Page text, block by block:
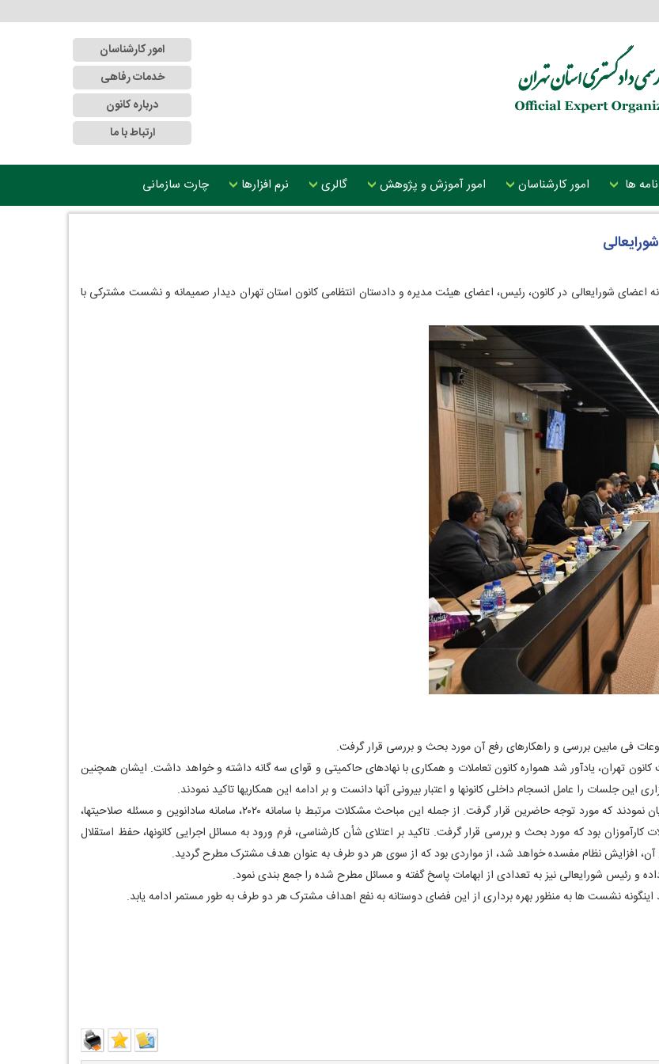
امور کارشناسان
خدمات رفاهی
درباره کانون
ارتباط با ما
ها امور کارشناسان امور آموزش و پژوهش گالری نرم افزارها چارت سازمانی
پس از برگزاری نشست ماهیانه اعضای شورایعالی در کانون، رئیس، اعضای هیئت مدیره و دادستان انتظامی کانون استان تهران دیدار صمیمانه و نشست مشترکی با
فی مابین بررسی و راهکارهای رفع آن مورد بحث و بررسی قرار گرفت.
تهران، یادآور شد همواره کانون تعاملات و همکاری با نهادهای حاکمیتی و قوای سه گانه داشته و خواهد داشت. ایشان همچنین
این جلسات را عامل انسجام داخلی کانونها و اعتبار بیرونی آنها دانست و بر ادامه این همکاریها تاکید نمودند.
🔹در ادامه اعضای هیئت مدیره کانون تهران ، مطالب و خواسته هایی را بیان نمودند که مورد توجه حاضرین قرار گرفت. از جمله این مباحث مشکلات مرتبط با سامانه ۲۰۲۰، سامانه سادانوین و مسئله صلاحیتها،
کارآموزان بود که مورد بحث و بررسی قرار گرفت. تاکید بر اعتلای شأن کارشناسی، فرم ورود به مسائل اجرایی کانونها، حفظ استقلال
آن، افزایش نظام مفسده خواهد شد، از مواردی بود که از سوی هر دو طرف به عنوان هدف مشترک مطرح گردید.
و رئیس شورایعالی نیز به تعدادی از ابهامات پاسخ گفته و مسائل مطرح شده را جمع بندی نمود.